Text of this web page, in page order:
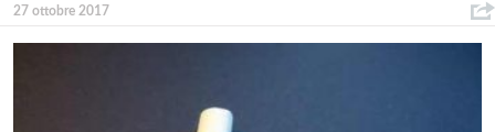
27 ottobre 2017